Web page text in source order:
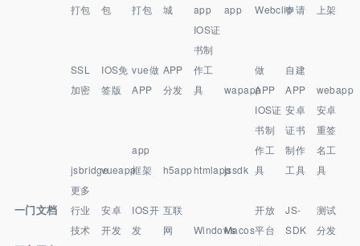
打包
包
打包
城
app
app
Webclip申请
上架
SSL
加密
IOS免
签版
vue做
APP
APP
分发
IOS证
书制
作工
具
wapapp
做
APP
自建
APP
webapp
jsbridgevueapp
app
框架
h5apphtmlappjssdk
IOS证
书制
作工
具
安卓
证书
制作
工具
安卓
重签
名工
具
更多
一门文档
行业
技术
安卓
开发
IOS开
发
互联
网
WindowsMacos
开放
平台
JS-
SDK
测试
分发